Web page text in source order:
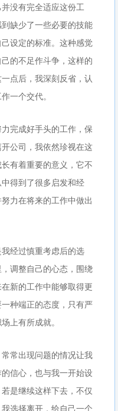
没有完全适应这份工
缺少了一些必要的技能
设定的标准。这种感觉
的不足作斗争，这样的
点后，我深刻反省，认
一个交代。
完成好手头的工作，保
公司，我依然珍视在这
有着重要的意义，它不
得到了很多启发和经
力在将来的工作中做出
经过慎重考虑后的选
调整自己的心态，围绕
新的工作中能够取得更
种端正的态度，只有严
上有所成就。
常出现问题的情况让我
信心，也与我一开始设
是继续这样下去，不仅
选择离开，给自己一个